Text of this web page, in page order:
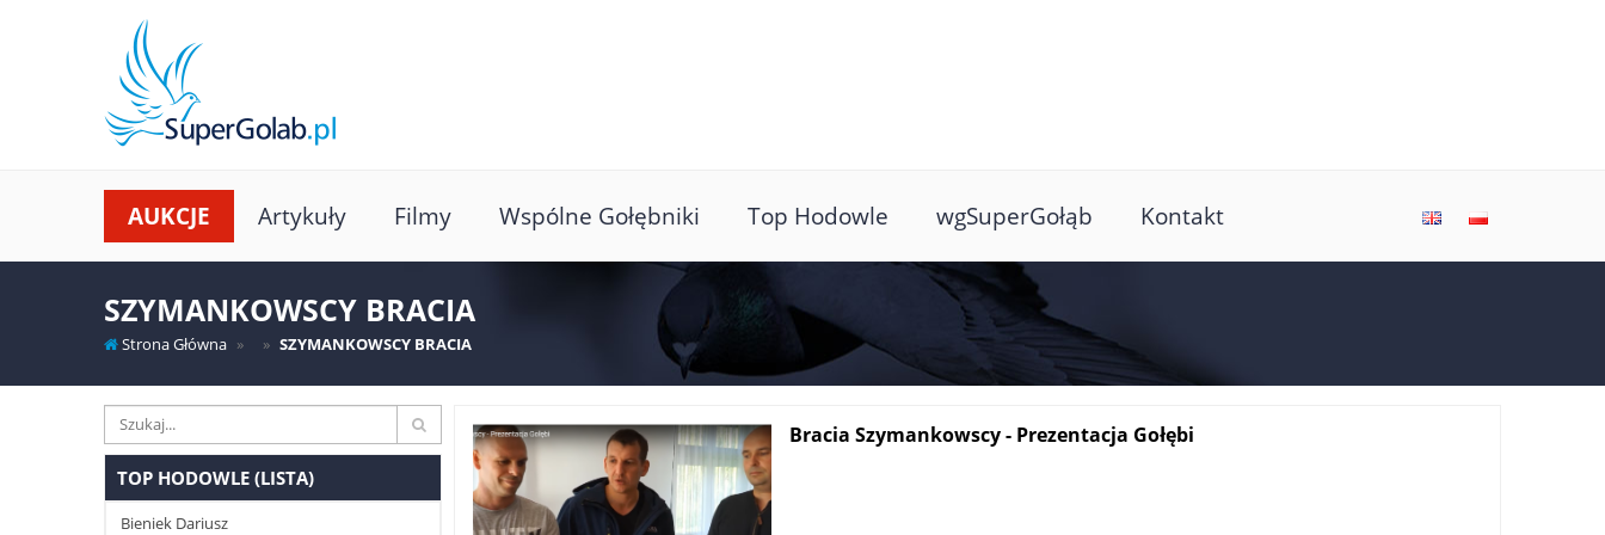
AUKCJE Artykuły Filmy Wspólne Gołębniki Top Hodowle wgSuperGołąb Kontakt
SZYMANKOWSCY BRACIA
Strona Główna SZYMANKOWSCY BRACIA
TOP HODOWLE (LISTA)
Bieniek Dariusz
Bracia Szymankowscy - Prezentacja Gołębi